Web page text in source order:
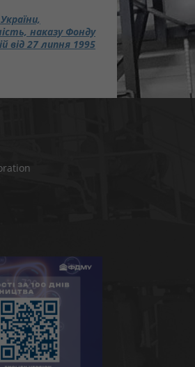
наказу Фонду
від 27 липня 1995